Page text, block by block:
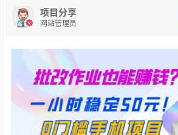
项目分享
网站管理员